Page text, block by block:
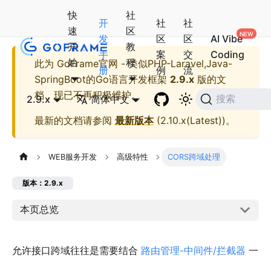
快
速
开
始
开
发
手
册
社
区
教
程
社
区
案
例
社
区
交
流
AI Vibe
Coding
2.9.x 简体中文 搜索
此为 GoFrame官网 - 类似PHP-Laravel,Java-
SpringBoot的Go语言开发框架 2.9.x 版的文
档，现已不再积极维护。
最新的文档请参阅 最新版本(2.10.x(Latest))。
WEB服务开发 高级特性 CORS跨域处理
版本：2.9.x
本页总览
允许接口跨域往往是需要结合 路由管理-中间件/拦截器 一